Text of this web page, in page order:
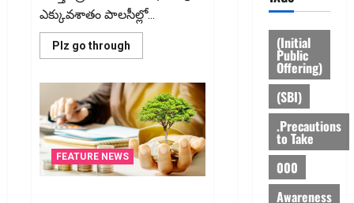
ఎక్కువశాతం పాలసీల్లో...
Plz go through
more
వెయిటింగ్‌
పీరియడ్
తో
బీమా
పాలసీని
ఎలా
తీసుకోవాలంటే?
How
to
FEATURE NEWS
(Initial
Public
Offering)
(SBI)
.Precautions
to Take
000
Awareness